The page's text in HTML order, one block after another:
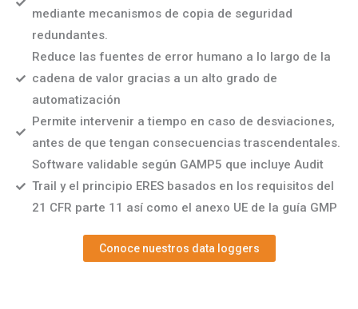
mediante mecanismos de copia de seguridad
redundantes.
Reduce las fuentes de error humano a lo largo de la
cadena de valor gracias a un alto grado de
automatización
Permite intervenir a tiempo en caso de desviaciones,
antes de que tengan consecuencias trascendentales.
Software validable según GAMP5 que incluye Audit
Trail y el principio ERES basados en los requisitos del
21 CFR parte 11 así como el anexo UE de la guía GMP
Conoce nuestros data loggers